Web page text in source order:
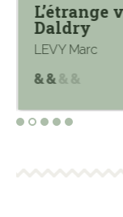
L’étrange
Daldry
LEVY Marc